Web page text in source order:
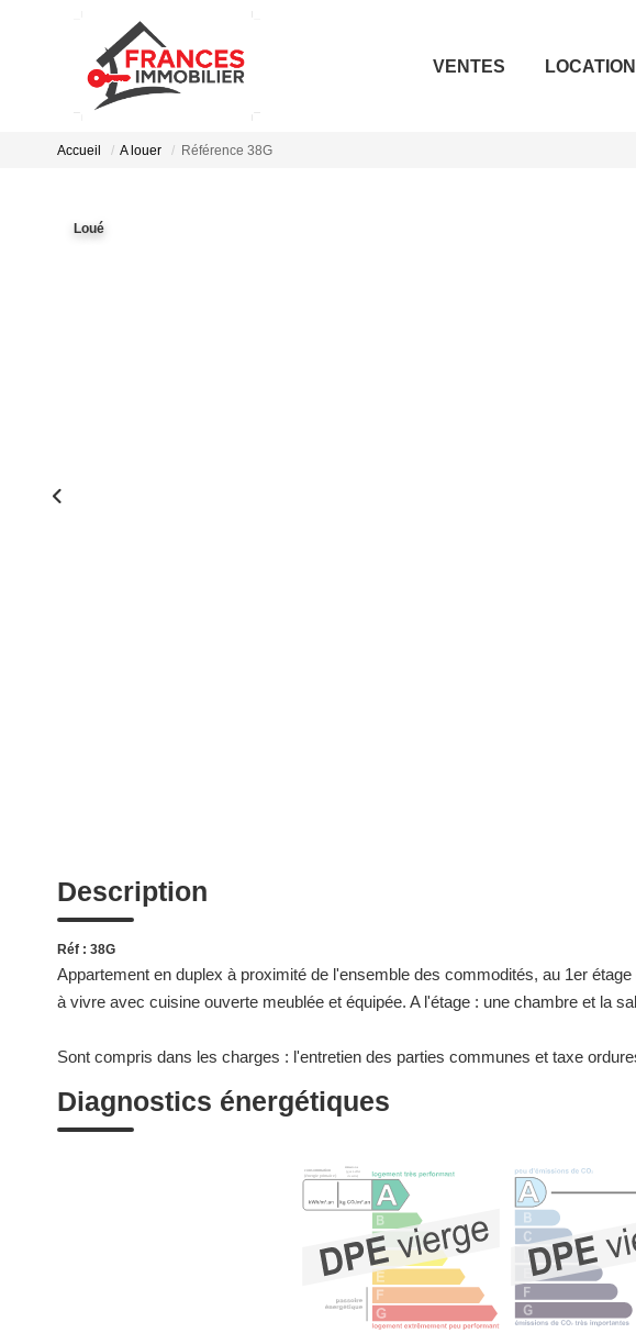
VENTES
Accueil A louer Référence 38G
Loué
Description
Réf : 38G
Appartement en duplex à proximité de l'ensemble des commodités, au 1er
à vivre avec cuisine ouverte meublée et équipée. A l'étage : une chambre et la
Sont compris dans les charges : l'entretien des parties communes et taxe
Diagnostics énergétiques